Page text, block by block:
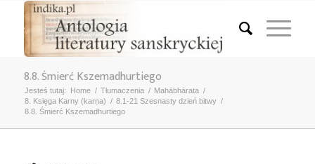
8.8. Śmierć Kszemadhurtiego
Jesteś tutaj: Home / Tłumaczenia / Mahābhārata /
8. Księga Karny (karṇa) / 8.1-21 Szesnasty dzień bitwy /
8.8. Śmierć Kszemadhurtiego